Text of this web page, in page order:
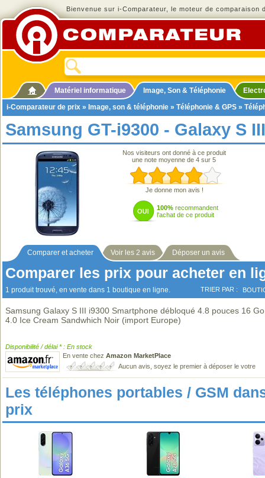
Bienvenue sur i-Comparateur, le moteur de comparaison
Matériel informatique Image, Son & Téléphonie
i-Comparateur de prix » Image, son & téléphonie » Téléphonie & GPS »
Samsung GT-i9300 - Galaxy S III
Nos visiteurs ont donné à ce produit
une note moyenne de 4 sur 5
Je donne mon avis !
100% recommandent
l'achat de ce produit
Comparer et acheter Voir les 2 avis Déposer un avis
Comparer les prix pour acheter en
1 produit trouvé, en vente dans 1 boutique en ligne. TRIER PAR :
Samsung Galaxy S III i9300 Smartphone débloqué 4.8 pouces 16
4.0 Ice Cream Sandwhich Noir (import Europe)
Disponibilité / délai * : En stock
En vente chez Amazon MarketPlace
Aucun avis, soyez le premier à déposer le votre
Les téléphones portables / GSM
prix